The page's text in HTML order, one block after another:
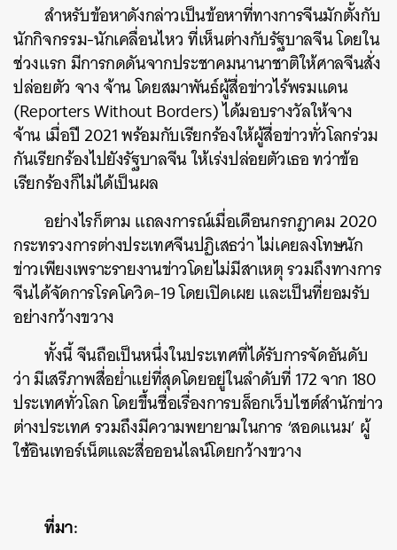
สำหรับข้อหาดังกล่าวเป็นข้อหาที่ทางการจีนมักตั้งกับ
นักกิจกรรม-นักเคลื่อนไหว ที่เห็นต่างกับรัฐบาลจีน โดยใน
ช่วงแรก มีการกดดันจากประชาคมนานาชาติให้ศาลจีนสั่ง
ปล่อยตัว จาง จ้าน โดยสมาพันธ์ผู้สื่อข่าวไร้พรมแดน
(Reporters Without Borders) ได้มอบรางวัลให้จาง
จ้าน เมื่อปี 2021 พร้อมกับเรียกร้องให้ผู้สื่อข่าวทั่วโลกร่วม
กันเรียกร้องไปยังรัฐบาลจีน ให้เร่งปล่อยตัวเธอ ทว่าข้อ
เรียกร้องก็ไม่ได้เป็นผล
อย่างไรก็ตาม แถลงการณ์เมื่อเดือนกรกฎาคม 2020
กระทรวงการต่างประเทศจีนปฏิเสธว่า ไม่เคยลงโทษนัก
ข่าวเพียงเพราะรายงานข่าวโดยไม่มีสาเหตุ รวมถึงทางการ
จีนได้จัดการโรคโควิด-19 โดยเปิดเผย และเป็นที่ยอมรับ
อย่างกว้างขวาง
ทั้งนี้ จีนถือเป็นหนึ่งในประเทศที่ได้รับการจัดอันดับ
ว่า มีเสรีภาพสื่อย่ำแย่ที่สุดโดยอยู่ในลำดับที่ 172 จาก 180
ประเทศทั่วโลก โดยขึ้นชื่อเรื่องการบล็อกเว็บไซต์สำนักข่าว
ต่างประเทศ รวมถึงมีความพยายามในการ ‘สอดแนม’ ผู้
ใช้อินเทอร์เน็ตและสื่อออนไลน์โดยกว้างขวาง
ที่มา:
SHARE TWEET LINE EMAIL